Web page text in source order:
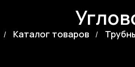
Каталог товаров